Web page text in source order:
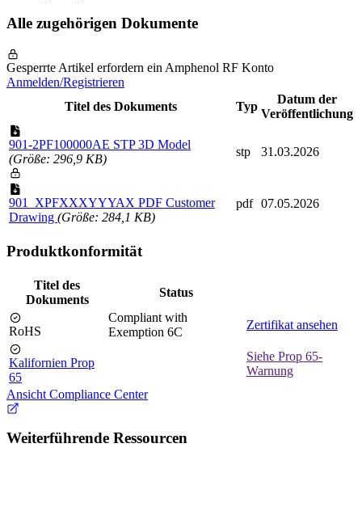
Alle zugehörigen Dokumente
Gesperrte Artikel erfordern ein Amphenol RF Konto
Anmelden/Registrieren
Titel des Dokuments
Typ
Datum der
Veröffentlichung
901-2PF100000AE STP 3D Model
(Größe: 296,9 KB)
stp 31.03.2026
901_XPFXXXYYYAX PDF Customer
Drawing (Größe: 284,1 KB)
pdf 07.05.2026
Produktkonformität
Titel des
Dokuments
Status
RoHS
Compliant with
Exemption 6C
Zertifikat ansehen
Kalifornien Prop
65
Siehe Prop 65-
Warnung
Ansicht Compliance Center
Weiterführende Ressourcen